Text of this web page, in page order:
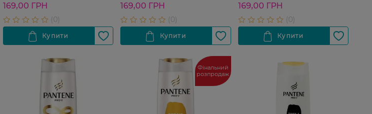
169,00 ГРН 169,00 ГРН 169,00 ГРН
Фінальний
розпродаж